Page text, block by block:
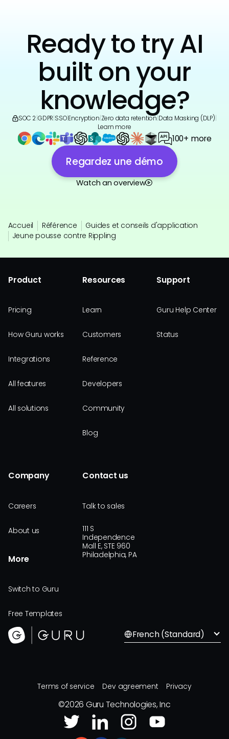
Ready to try AI
built on your
knowledge?
SOC 2|GDPR|SSO|Encryption|Zero data retention|Data Masking (DLP)|
Learn more
100+ more
Regardez une démo
Watch an overview
Accueil Référence
Guides et conseils d'application
Jeune pousse contre Rippling
Product
Pricing
How Guru works
Integrations
All features
All solutions
Resources
Learn
Customers
Reference
Developers
Community
Blog
Support
Guru Help Center
Status
Company
Careers
About us
More
Switch to Guru
Free Templates
Contact us
Talk to sales
111 S
Independence
Mall E, STE 960
Philadelphia, PA
French (Standard)
Terms of service Dev agreement Privacy
©2026 Guru Technologies, Inc